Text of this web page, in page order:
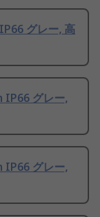
グレー, 高
IP66 グレー,
IP66 グレー,